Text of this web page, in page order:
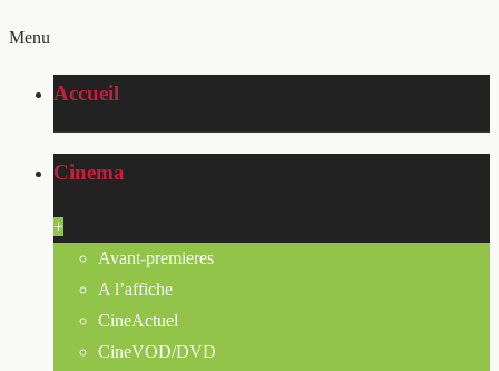
Menu
Accueil
Cinema
+
Avant-premieres
A l’affiche
CineActuel
CineVOD/DVD